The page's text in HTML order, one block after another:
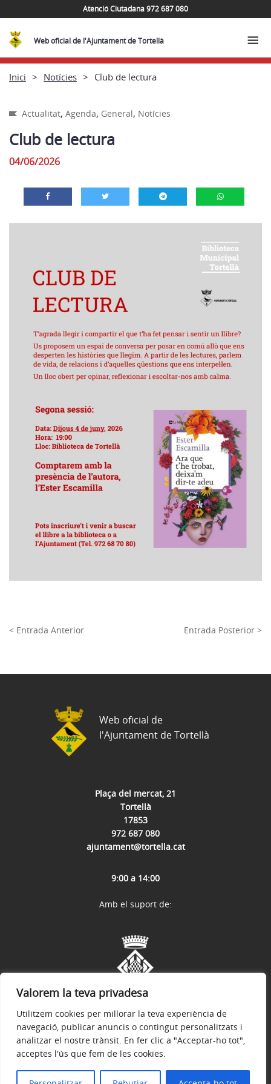
Valorem la teva privadesa
Utilitzem cookies per millorar la teva experiència de
navegació, publicar anuncis o contingut personalitzats i
analitzar el nostre trànsit. En fer clic a "Acceptar-ho tot",
acceptes l'ús que fem de les cookies.
Atenció Ciutadana 972 687 080
Web oficial de l'Ajuntament de Tortellà
Inici Notícies Club de lectura
Actualitat, Agenda, General, Notícies
Club de lectura
04/06/2026
< Entrada Anterior Entrada Posterior >
Plaça del mercat, 21
Tortellà
17853
972 687 080
ajuntament@tortella.cat
9:00 a 14:00
Web oficial de
l'Ajuntament de Tortellà
Avís legal Política de privacitat
Amb el suport de: